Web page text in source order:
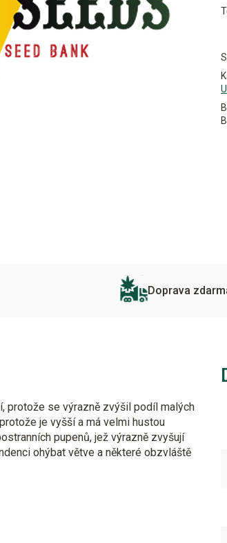
Doprava
protože se výrazně zvýšil podíl malých
je vyšší a má velmi hustou
pupenů, jež výrazně zvyšují
ohýbat větve a některé obzvláště